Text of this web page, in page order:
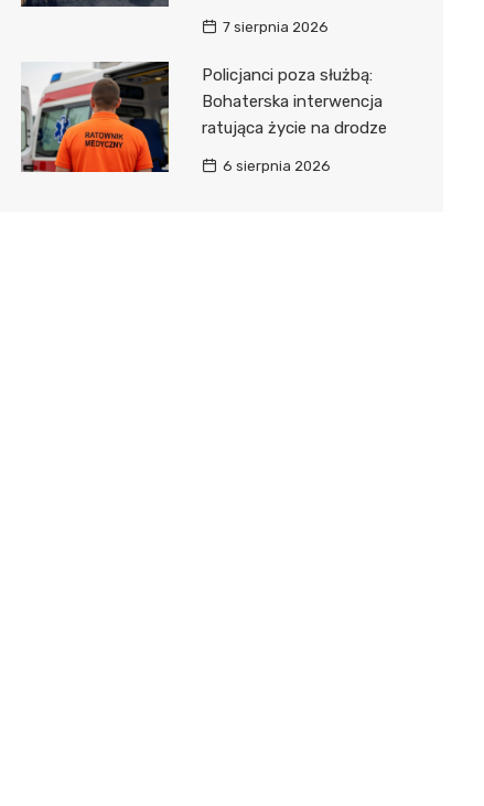
7 sierpnia 2026
Policjanci poza służbą:
Bohaterska interwencja
ratująca życie na drodze
6 sierpnia 2026